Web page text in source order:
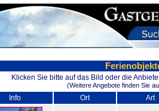
Klicken Sie bitte auf das Bild oder die
(Weitere Angebote finden Sie
Info Ort Art